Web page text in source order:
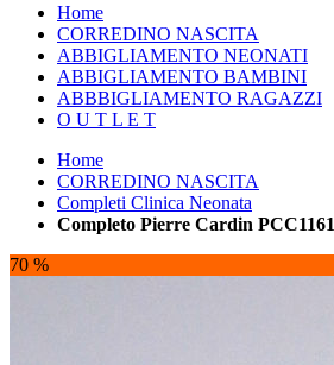
Home
CORREDINO NASCITA
ABBIGLIAMENTO NEONATI
ABBIGLIAMENTO BAMBINI
ABBBIGLIAMENTO RAGAZZI
O U T L E T
Home
CORREDINO NASCITA
Completi Clinica Neonata
Completo Pierre Cardin PCC1161
70 %